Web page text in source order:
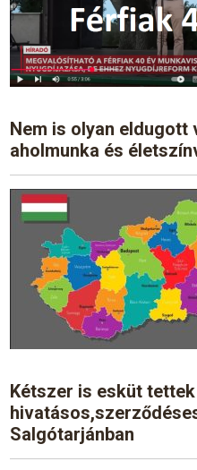
Nem is olyan eldugott
aholmunka és
Kétszer is esküt tettek
Salgótarjánban